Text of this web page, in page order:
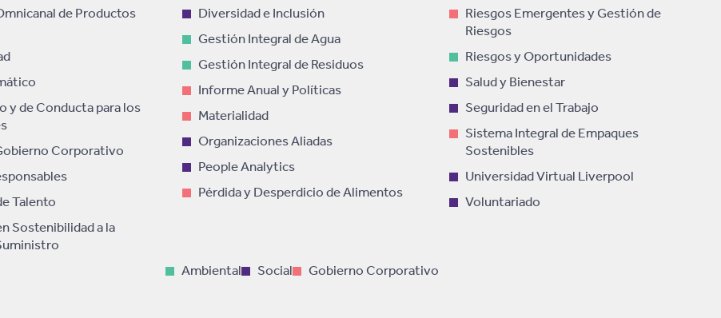
de Productos
y de Conducta para los
Corporativo
Talento
Sostenibilidad a la
Diversidad e Inclusión
Gestión Integral de Agua
Gestión Integral de Residuos
Informe Anual y Políticas
Materialidad
Organizaciones Aliadas
People Analytics
Pérdida y Desperdicio de Alimentos
Riesgos Emergentes y Gestión de
Riesgos
Riesgos y Oportunidades
Salud y Bienestar
Seguridad en el Trabajo
Sistema Integral de Empaques
Sostenibles
Universidad Virtual Liverpool
Voluntariado
Ambiental Social Gobierno Corporativo